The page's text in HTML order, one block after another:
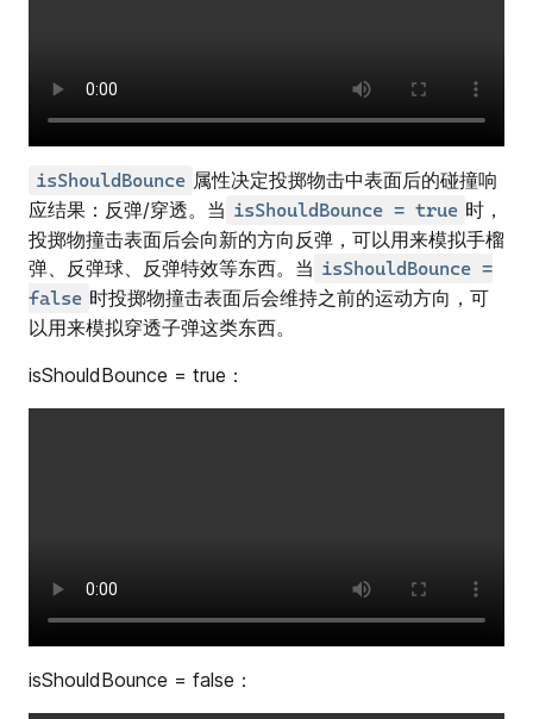
isShouldBounce 属性决定投掷物击中表面后的碰撞响
应结果：反弹/穿透。当 isShouldBounce = true 时，
投掷物撞击表面后会向新的方向反弹，可以用来模拟手榴
弹、反弹球、反弹特效等东西。当 isShouldBounce =
false 时投掷物撞击表面后会维持之前的运动方向，可
以用来模拟穿透子弹这类东西。
isShouldBounce = true：
isShouldBounce = false：